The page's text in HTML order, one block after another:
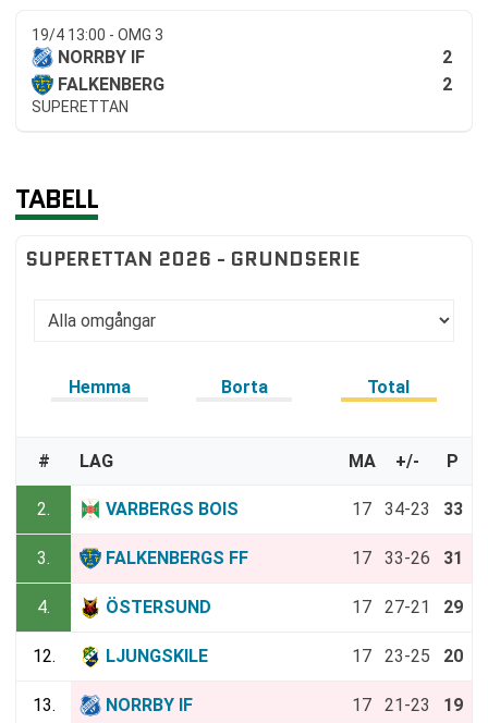
19/4 13:00 - OMG 3
NORRBY IF
2
FALKENBERG
2
SUPERETTAN
TABELL
SUPERETTAN 2026 - GRUNDSERIE
Hemma Borta Total
# LAG MA +/- P
2. VARBERGS BOIS 17 34-23 33
3. FALKENBERGS FF 17 33-26 31
4. ÖSTERSUND 17 27-21 29
12. LJUNGSKILE 17 23-25 20
13. NORRBY IF 17 21-23 19